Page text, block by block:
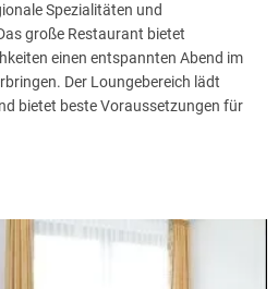
Spezialitäten und
große Restaurant bietet
einen entspannten Abend im
Der Loungebereich lädt
bietet beste Voraussetzungen für